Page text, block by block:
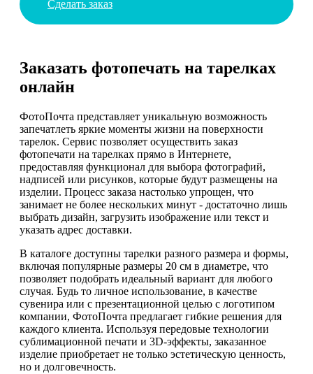
Сделать заказ
Заказать фотопечать на тарелках
онлайн
ФотоПочта представляет уникальную возможность
запечатлеть яркие моменты жизни на поверхности
тарелок. Сервис позволяет осуществить заказ
фотопечати на тарелках прямо в Интернете,
предоставляя функционал для выбора фотографий,
надписей или рисунков, которые будут размещены на
изделии. Процесс заказа настолько упрощен, что
занимает не более нескольких минут - достаточно лишь
выбрать дизайн, загрузить изображение или текст и
указать адрес доставки.
В каталоге доступны тарелки разного размера и формы,
включая популярные размеры 20 см в диаметре, что
позволяет подобрать идеальный вариант для любого
случая. Будь то личное использование, в качестве
сувенира или с презентационной целью с логотипом
компании, ФотоПочта предлагает гибкие решения для
каждого клиента. Используя передовые технологии
сублимационной печати и 3D-эффекты, заказанное
изделие приобретает не только эстетическую ценность,
но и долговечность.